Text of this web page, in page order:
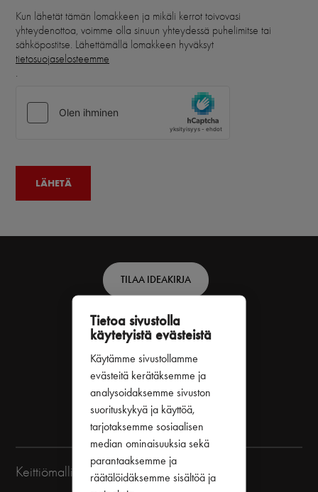
Tietoa sivustolla
käytetyistä evästeistä
Käytämme sivustollamme
evästeitä kerätäksemme ja
analysoidaksemme sivuston
suorituskykyä ja käyttöä,
tarjotaksemme sosiaalisen
median ominaisuuksia sekä
parantaaksemme ja
räätälöidäksemme sisältöä ja
Kun lähetät tämän lomakkeen ja mikäli kerrot toivovasi
yhteydenottoa, voimme olla sinuun yhteydessä puhelimitse tai
sähköpostitse. Lähettämällä lomakkeen hyväksyt
tietosuojaselosteemme
.
Finnish
TILAA IDEAKIRJA
TILAA ASIAKASLEHTI
TILAA UUTISKIRJE
VARAA SUUNNITTELUAIKA
Keittiömallistot